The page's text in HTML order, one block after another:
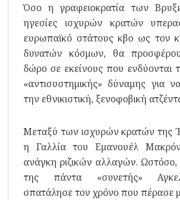
Όσο η γραφειοκρατία των
ηγεσίες ισχυρών κρατών
ευρωπαϊκό στάτους κβο ως τον
δυνατών κόσμων, θα
δώρο σε εκείνους που ενδύονται
«αντισυστημικής» δύναμης για
την εθνικιστική, ξενοφοβική
Μεταξύ των ισχυρών κρατών της
η Γαλλία του Εμανουέλ
ανάγκη ριζικών αλλαγών.
της πάντα «συνετής»
σπατάλησε τον χρόνο που πέρασε